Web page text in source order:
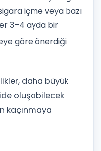
içme veya bazı
3–4 ayda bir
göre önerdiği
daha büyük
oluşabilecek
kaçınmaya